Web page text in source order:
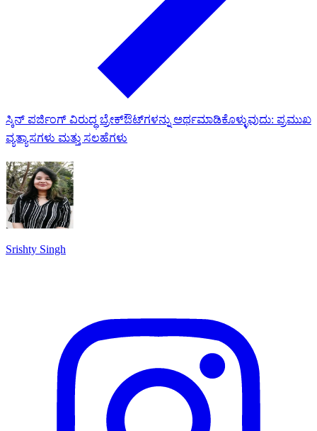
ಸ್ಕಿನ್ ಪರ್ಜಿಂಗ್ ವಿರುದ್ಧ ಬ್ರೇಕ್‌ಔಟ್‌ಗಳನ್ನು ಅರ್ಥಮಾಡಿಕೊಳ್ಳುವುದು: ಪ್ರಮುಖ
ವ್ಯತ್ಯಾಸಗಳು ಮತ್ತು ಸಲಹೆಗಳು
Srishty Singh